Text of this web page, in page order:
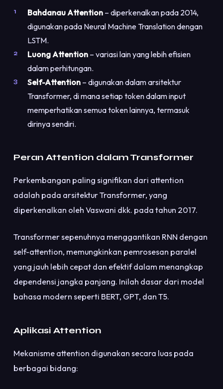
Bahdanau Attention– diperkenalkan pada 2014,
digunakan pada Neural Machine Translation dengan
LSTM.
Luong Attention– variasi lain yang lebih efisien
dalam perhitungan.
Self-Attention– digunakan dalam arsitektur
Transformer, di mana setiap token dalam input
memperhatikan semua token lainnya, termasuk
dirinya sendiri.
Peran Attention dalam Transformer
Perkembangan paling signifikan dari attention
adalah pada arsitektur Transformer, yang
diperkenalkan oleh Vaswani dkk. pada tahun 2017.
Transformer sepenuhnya menggantikan RNN dengan
self-attention, memungkinkan pemrosesan paralel
yang jauh lebih cepat dan efektif dalam menangkap
dependensi jangka panjang. Inilah dasar dari model
bahasa modern seperti BERT, GPT, dan T5.
Aplikasi Attention
Mekanisme attention digunakan secara luas pada
berbagai bidang: